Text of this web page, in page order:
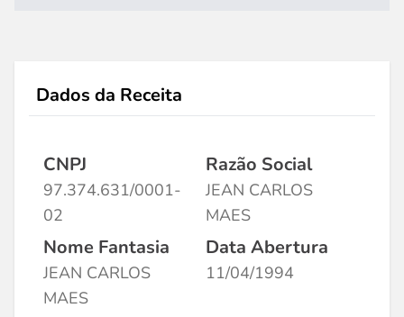
Dados da Receita
CNPJ
97.374.631/0001-
02
Razão Social
JEAN CARLOS
MAES
Nome Fantasia
JEAN CARLOS
MAES
Data Abertura
11/04/1994